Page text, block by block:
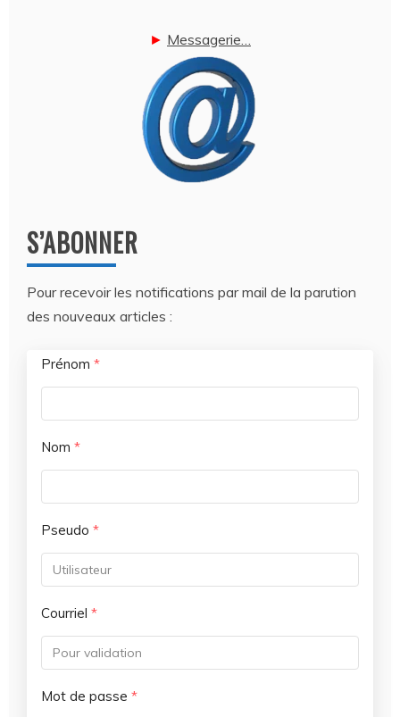
► Messagerie…
S’ABONNER
Pour recevoir les notifications par mail de la parution
des nouveaux articles :
Prénom *
Nom *
Pseudo *
Courriel *
Mot de passe *